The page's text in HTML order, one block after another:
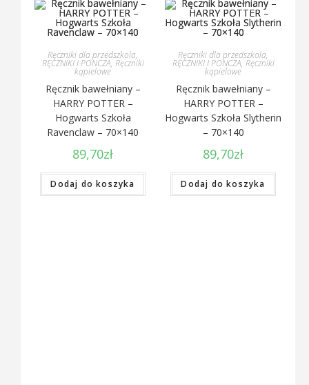
Ręczniki dla przedszkola,
RĘCZNIKI I PONCZA, Ręczniki
kąpielowe
Ręcznik bawełniany –
HARRY POTTER –
Hogwarts Szkoła
Ravenclaw – 70×140
89,70zł
Dodaj do koszyka
Ręczniki dla przedszkola,
RĘCZNIKI I PONCZA, Ręczniki
kąpielowe
Ręcznik bawełniany –
HARRY POTTER –
Hogwarts Szkoła Slytherin
– 70×140
89,70zł
Dodaj do koszyka